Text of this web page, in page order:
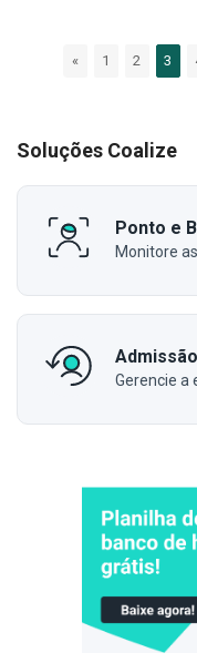
«
1 2 3
Soluções Coalize
Ponto e
Monitore
Gerencie a